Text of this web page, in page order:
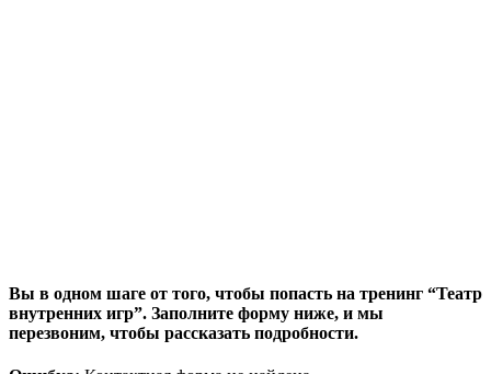
Вы в одном шаге от того, чтобы попасть на тренинг “Театр
внутренних игр”. Заполните форму ниже, и мы
перезвоним, чтобы рассказать подробности.